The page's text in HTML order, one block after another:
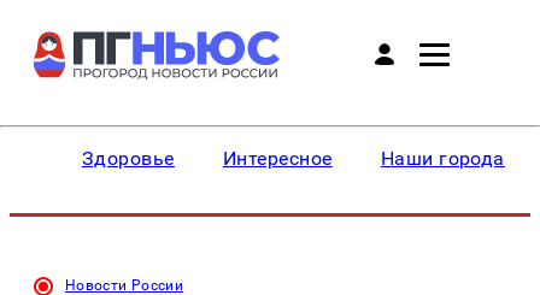
Здоровье Интересное Наши города
Новости России